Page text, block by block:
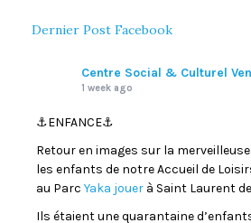
Dernier Post Facebook
Centre Social & Culturel
1 week ago
⚓️ENFANCE⚓️
Retour en images sur la
les enfants de notre Accueil de
au Parc Yaka jouer à Saint Laurent
Ils étaient une quarantaine